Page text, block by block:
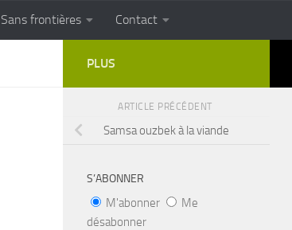
Cuisine populaire des terroirs
Sans frontières Contact
PLUS
ARTICLE PRÉCÉDENT
Samsa ouzbek à la viande
S’ABONNER
M'abonner
Me
désabonner